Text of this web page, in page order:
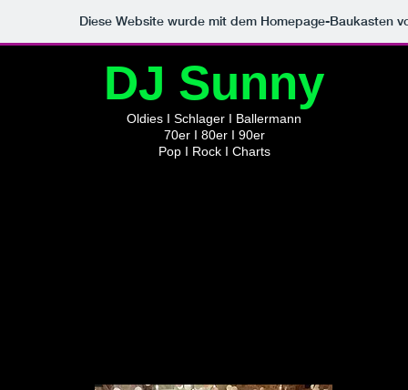
Diese Website wurde mit dem Homepage-Baukasten
DJ Sunny
Oldies I Schlager I Ballermann
70er I 80er I 90er
Pop I Rock I Charts